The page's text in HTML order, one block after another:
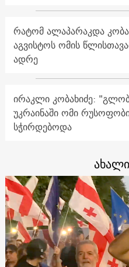
რატომ ალაპარაკდა
აგვისტოს ომის
ადრე
ირაკლი კობახიძე:
უკრაინაში ომი
სჭირდებოდა